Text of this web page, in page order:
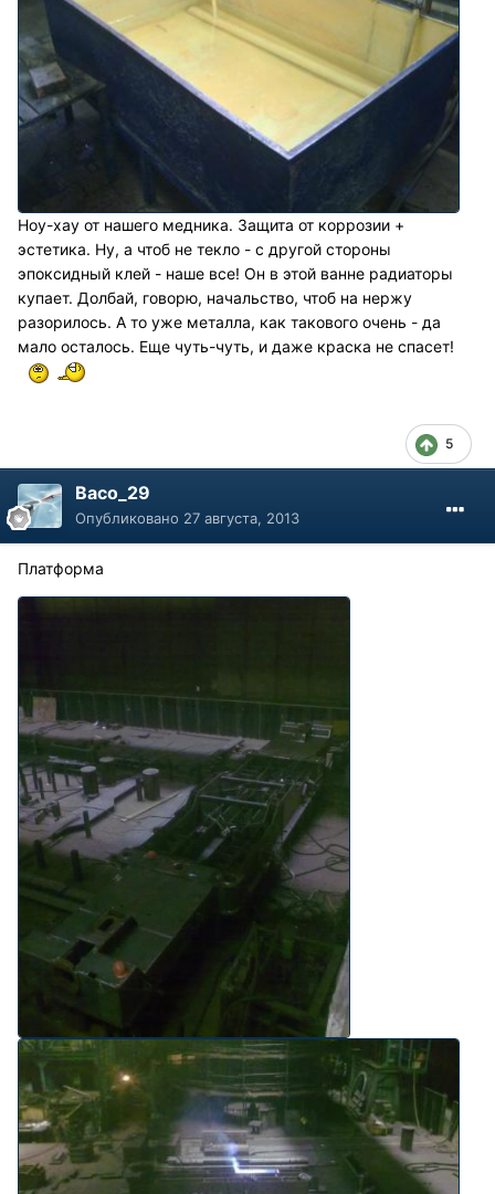
Ноу-хау от нашего медника. Защита от коррозии +
эстетика. Ну, а чтоб не текло - с другой стороны
эпоксидный клей - наше все! Он в этой ванне радиаторы
купает. Долбай, говорю, начальство, чтоб на нержу
разорилось. А то уже металла, как такового очень - да
мало осталось. Еще чуть-чуть, и даже краска не спасет!
5
Васо_29
Опубликовано 27 августа, 2013
Платформа